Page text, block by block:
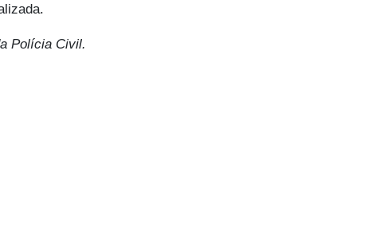
Polícia Civil.